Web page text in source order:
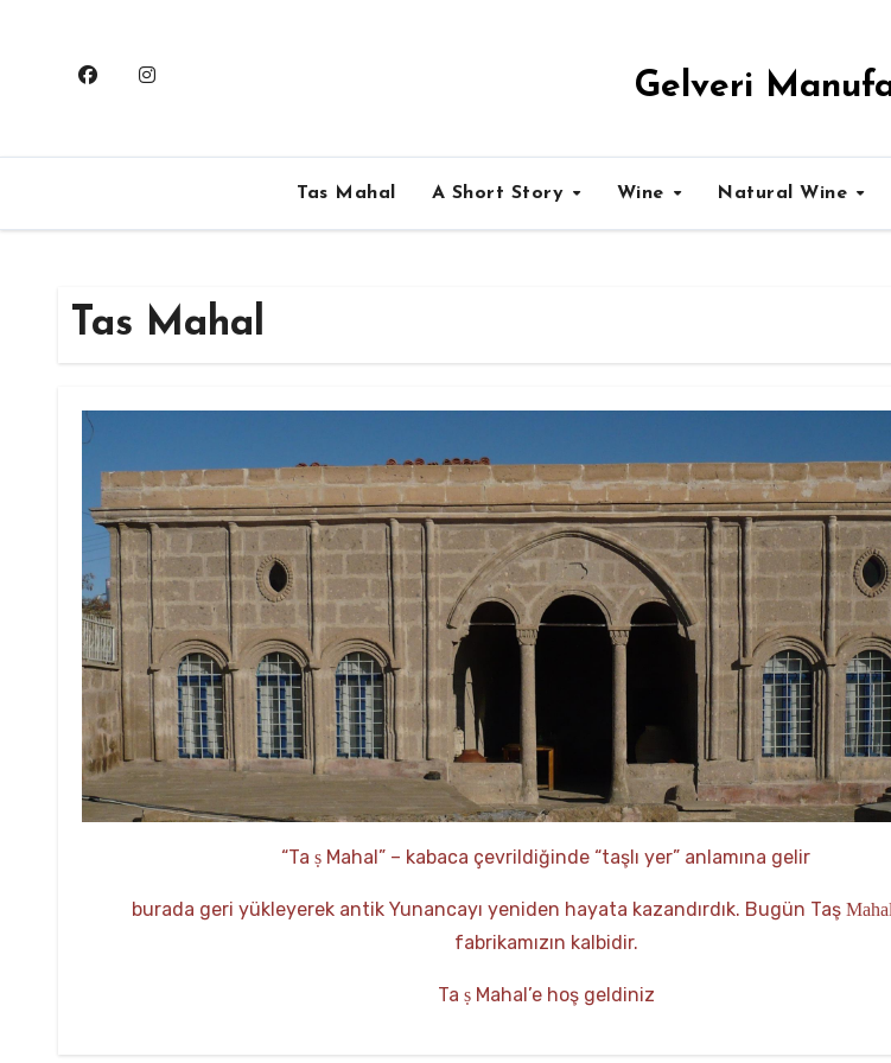
Gelveri
Tas Mahal A Short Story Wine Natural Wine
Tas Mahal
“Taṣ ​​​Mahal” – kabaca çevrildiğinde “taşlı yer” anlamına gelir
burada geri yükleyerek antik Yunancayı yeniden hayata kazandırdık. Bugün TaşMahal
fabrikamızın kalbidir.
Ta ṣ Mahal’e hoş geldiniz